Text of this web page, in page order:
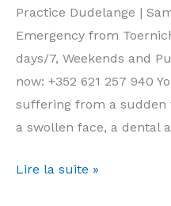
Cabinet
Arnould-
Tanson
Luxembourg
Practice Dudelange |
Emergency from
days/7, Weekends and
now: +352 621 257 940
suffering from a sudden
a swollen face, a dental
Emergency
Lire la suite »